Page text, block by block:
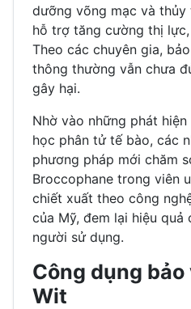
dưỡng võng mạc và
hỗ trợ tăng cường thị
Theo các chuyên gia,
thông thường vẫn chưa
gây hại.
Nhờ vào những phát
học phân tử tế bào, các
phương pháp mới chăm
Broccophane trong viên
chiết xuất theo công
của Mỹ, đem lại hiệu quả
người sử dụng.
Công dụng
Wit